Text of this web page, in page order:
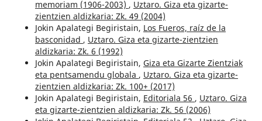
memoriam (1906-2003) , Uztaro. Giza eta gizarte-
zientzien aldizkaria: Zk. 49 (2004)
Jokin Apalategi Begiristain, Los Fueros, raíz de la
basconidad , Uztaro. Giza eta gizarte-zientzien
aldizkaria: Zk. 6 (1992)
Jokin Apalategi Begiristain, Giza eta Gizarte Zientziak
eta pentsamendu globala , Uztaro. Giza eta gizarte-
zientzien aldizkaria: Zk. 100+ (2017)
Jokin Apalategi Begiristain, Editoriala 56 , Uztaro. Giza
eta gizarte-zientzien aldizkaria: Zk. 56 (2006)